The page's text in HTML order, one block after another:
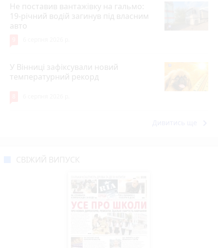
Не поставив вантажівку на гальмо:
19-річний водій загинув під власним
авто
У Вінниці зафіксували новий
температурний рекорд